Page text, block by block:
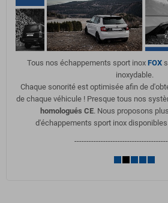
Tous nos échappements sport inox FOX
inoxydable.
Chaque sonorité est optimisée afin de
de chaque véhicule ! Presque tous nos
homologués CE. Nous proposons
d'échappements sport inox